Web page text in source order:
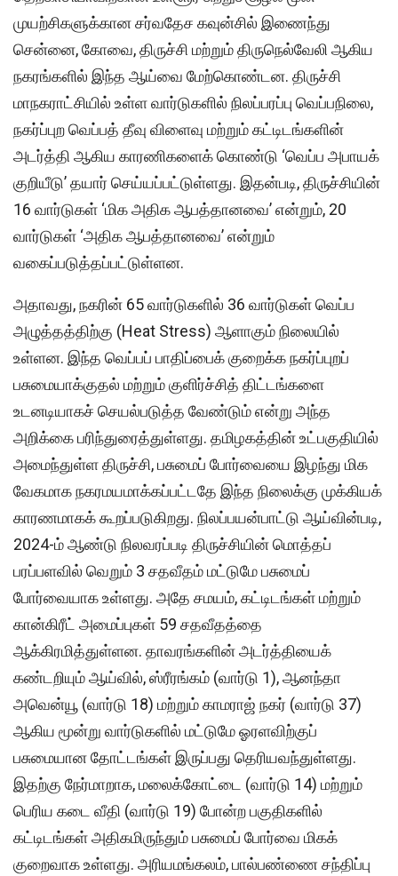
முயற்சிகளுக்கான சர்வதேச கவுன்சில் இணைந்து
சென்னை, கோவை, திருச்சி மற்றும் திருநெல்வேலி ஆகிய
நகரங்களில் இந்த ஆய்வை மேற்கொண்டன. திருச்சி
மாநகராட்சியில் உள்ள வார்டுகளில் நிலப்பரப்பு வெப்பநிலை,
நகர்ப்புற வெப்பத் தீவு விளைவு மற்றும் கட்டிடங்களின்
அடர்த்தி ஆகிய காரணிகளைக் கொண்டு ‘வெப்ப அபாயக்
குறியீடு’ தயார் செய்யப்பட்டுள்ளது. இதன்படி, திருச்சியின்
16 வார்டுகள் ‘மிக அதிக ஆபத்தானவை’ என்றும், 20
வார்டுகள் ‘அதிக ஆபத்தானவை’ என்றும்
வகைப்படுத்தப்பட்டுள்ளன.
அதாவது, நகரின் 65 வார்டுகளில் 36 வார்டுகள் வெப்ப
அழுத்தத்திற்கு (Heat Stress) ஆளாகும் நிலையில்
உள்ளன. இந்த வெப்பப் பாதிப்பைக் குறைக்க நகர்ப்புறப்
பசுமையாக்குதல் மற்றும் குளிர்ச்சித் திட்டங்களை
உடனடியாகச் செயல்படுத்த வேண்டும் என்று அந்த
அறிக்கை பரிந்துரைத்துள்ளது. தமிழகத்தின் உட்பகுதியில்
அமைந்துள்ள திருச்சி, பசுமைப் போர்வையை இழந்து மிக
வேகமாக நகரமயமாக்கப்பட்டதே இந்த நிலைக்கு முக்கியக்
காரணமாகக் கூறப்படுகிறது. நிலப்பயன்பாட்டு ஆய்வின்படி,
2024-ம் ஆண்டு நிலவரப்படி திருச்சியின் மொத்தப்
பரப்பளவில் வெறும் 3 சதவீதம் மட்டுமே பசுமைப்
போர்வையாக உள்ளது. அதே சமயம், கட்டிடங்கள் மற்றும்
கான்கிரீட் அமைப்புகள் 59 சதவீதத்தை
ஆக்கிரமித்துள்ளன. தாவரங்களின் அடர்த்தியைக்
கண்டறியும் ஆய்வில், ஸ்ரீரங்கம் (வார்டு 1), ஆனந்தா
அவென்யூ (வார்டு 18) மற்றும் காமராஜ் நகர் (வார்டு 37)
ஆகிய மூன்று வார்டுகளில் மட்டுமே ஓரளவிற்குப்
பசுமையான தோட்டங்கள் இருப்பது தெரியவந்துள்ளது.
இதற்கு நேர்மாறாக, மலைக்கோட்டை (வார்டு 14) மற்றும்
பெரிய கடை வீதி (வார்டு 19) போன்ற பகுதிகளில்
கட்டிடங்கள் அதிகமிருந்தும் பசுமைப் போர்வை மிகக்
குறைவாக உள்ளது. அரியமங்கலம், பால்பண்ணை சந்திப்பு